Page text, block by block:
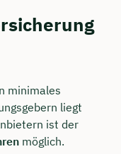
minimales
liegt
ist der
möglich.